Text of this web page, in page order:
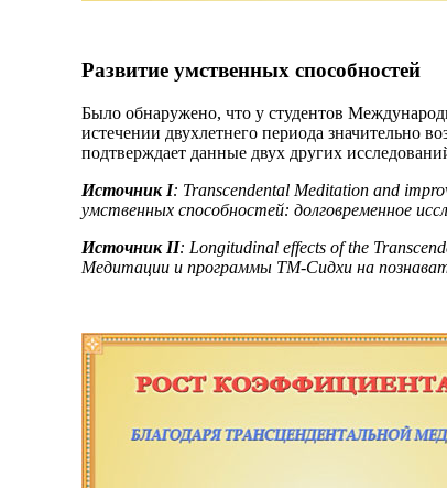
Развитие умственных способностей
Было обнаружено, что у студентов
истечении двухлетнего периода значительно
подтверждает данные двух других
Источник I: Transcendental Meditation and
умственных способностей: долговременное
Источник II: Longitudinal effects of the
Медитации и программы ТМ-Сидхи на